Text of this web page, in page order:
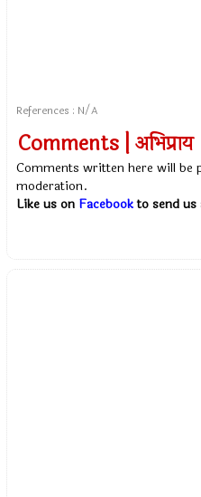
References : N/A
Comments | अभिप्राय
Comments written here will be
moderation.
Like us on Facebookto send us